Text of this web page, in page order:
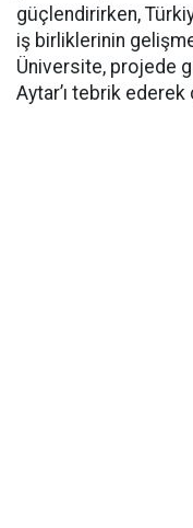
güçlendirirken,
iş birliklerinin
Üniversite, projede
Aytar’ı tebrik ederek